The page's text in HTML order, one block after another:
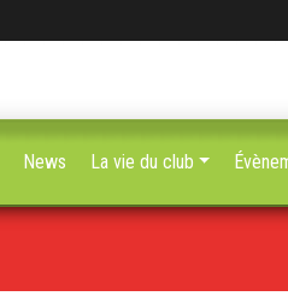
News La vie du club